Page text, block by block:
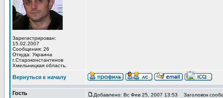
Зарегистрирован:
15.02.2007
Сообщения: 26
Откуда: Украина
г.Староконстантинов
Хмельницкая область.
Вернуться к началу
Гость Добавлено: Вс Фев 25, 2007 13:53 Заголовок